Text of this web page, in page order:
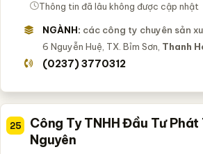
Thông tin đã lâu không được cập nhật
NGÀNH: các công ty chuyên sản
6 Nguyễn Huệ, TX. Bỉm Sơn, Thanh
(0237) 3770312
25
Công Ty TNHH Đầu Tư Phát
Nguyên